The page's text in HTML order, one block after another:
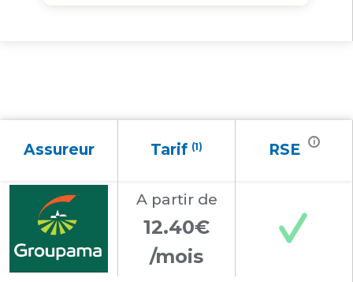
Assureur Tarif (1) RSE i
A partir de
12.40€
/mois